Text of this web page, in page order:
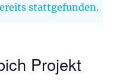
stattgefunden.
Projekt